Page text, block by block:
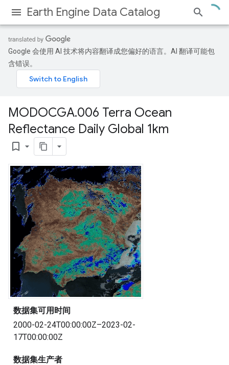
Earth Engine Data Catalog
Google 会使用 AI 技术将内容翻译成您偏好的语言。AI 翻译可能包
含错误。
MODOCGA.006 Terra Ocean
Reflectance Daily Global 1km
bookmark_border
数据集可用时间
2000-02-24T00:00:00Z–2023-02-
17T00:00:00Z
数据集生产者